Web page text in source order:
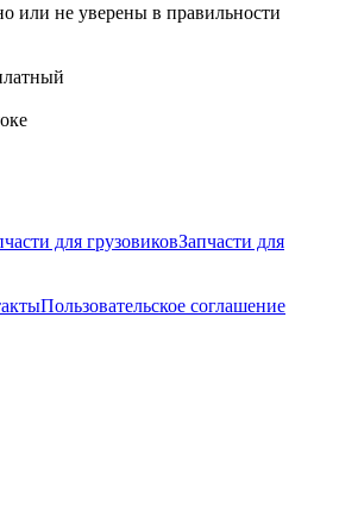
или не уверены в правильности
для грузовиковЗапчасти для
Пользовательское соглашение